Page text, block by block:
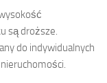
są droższe.
do indywidualnych